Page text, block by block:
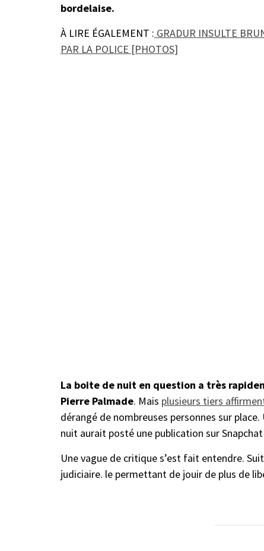
bordelaise.
À LIRE ÉGALEMENT : GRADUR INSULTE
PAR LA POLICE [PHOTOS]
La boite de nuit en question a très
Pierre Palmade. Mais plusieurs tiers
dérangé de nombreuses personnes sur
nuit aurait posté une publication sur
Une vague de critique s’est fait entendre.
judiciaire. le permettant de jouir de plus de